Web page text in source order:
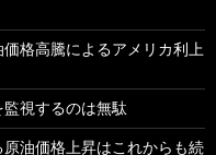
格高騰によるアメリカ利上
視するのは無駄
油価格上昇はこれからも続